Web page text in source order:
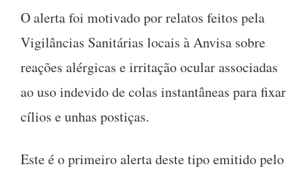
O alerta foi motivado por relatos feitos pela
Vigilâncias Sanitárias locais à Anvisa sobre
reações alérgicas e irritação ocular associadas
ao uso indevido de colas instantâneas para fixar
cílios e unhas postiças.
Este é o primeiro alerta deste tipo emitido pelo